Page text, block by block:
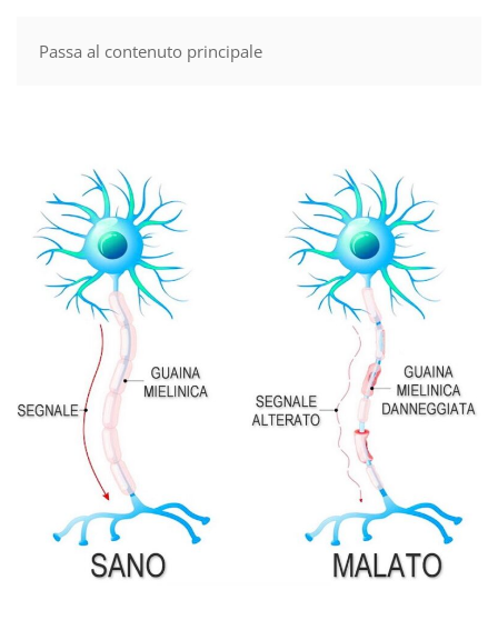
Passa al contenuto principale
MENU